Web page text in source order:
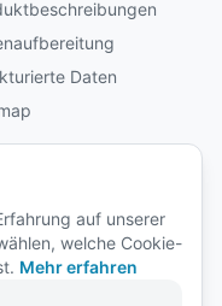
auf unserer
welche Cookie-
Mehr erfahren
Daten